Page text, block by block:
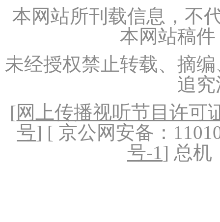
本网站所刊载信息，不
本网站稿
未经授权禁止转载、摘
追
[网上传播视听节目许可
号] [ 京公网安备：
号-1] 总机